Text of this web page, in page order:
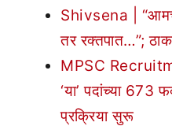
Shivsena |
तर रक्तपात…”;
MPSC
‘या’ पदांच्या 673
प्रक्रिया सुरू